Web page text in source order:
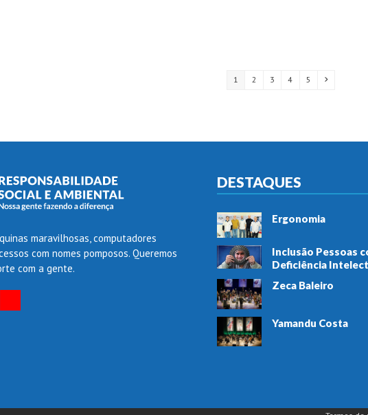
Page
1 Page
2 Page
3 Page
4 Page
5 Next
maravilhosas, computadores
com nomes pomposos. Queremos
com a gente.
DESTAQUES
Ergonomia
Inclusão Pessoas
Deficiência
Zeca Baleiro
Yamandu Costa